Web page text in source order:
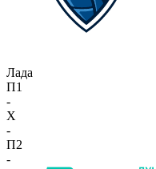
Лада
П1
-
X
-
П2
-